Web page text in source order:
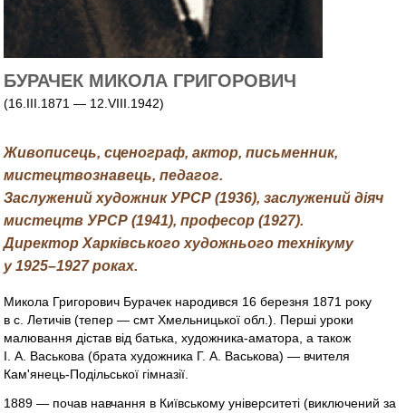
БУРАЧЕК МИКОЛА ГРИГОРОВИЧ
(16.III.1871 — 12.VIII.1942)
Живописець, сценограф, актор, письменник,
мистецтвознавець, педагог.
Заслужений художник УРСР (1936), заслужений діяч
мистецтв УРСР (1941), професор (1927).
Директор Харківського художнього технікуму
у 1925–1927 роках.
Микола Григорович Бурачек народився 16 березня 1871 року
в с. Летичів (тепер — смт Хмельницької обл.). Перші уроки
малювання дістав від батька, художника-аматора, а також
І. А. Васькова (брата художника Г. А. Васькова) — вчителя
Кам'янець-Подільської гімназії.
1889 — почав навчання в Київському університеті (виключений за